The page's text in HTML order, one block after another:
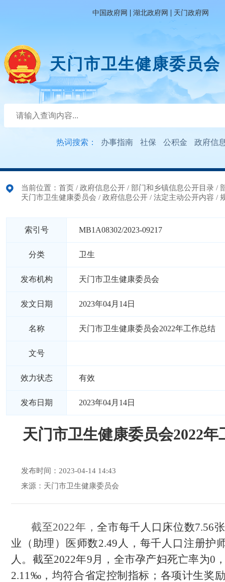
中国政府网 | 湖北政府网 | 天门政府网
天门市卫生健康委员会
热词搜索： 办事指南 社保 公积金 政府信
当前位置： 首页 / 政府信息公开 / 部门和乡镇信息公开目录 /
天门市卫生健康委员会 / 政府信息公开 / 法定主动公开内容 /
索引号 MB1A08302/2023-09217
分类 卫生
发布机构 天门市卫生健康委员会
发文日期 2023年04月14日
名称 天门市卫生健康委员会2022年工作总结
文号
效力状态 有效
发布日期 2023年04月14日
天门市卫生健康委员会2022年
发布时间：2023-04-14 14:43
来源：天门市卫生健康委员会
截至2022年，全市每千人口床位数7.56
业（助理）医师数2.49人，每千人口注册护
人。截至2022年9月，全市孕产妇死亡率为0
2.11‰，均符合省定控制指标；各项计生奖